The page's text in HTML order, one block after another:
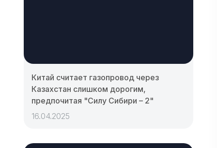
Китай считает газопровод через
Казахстан слишком дорогим,
предпочитая "Силу Сибири – 2"
16.04.2025